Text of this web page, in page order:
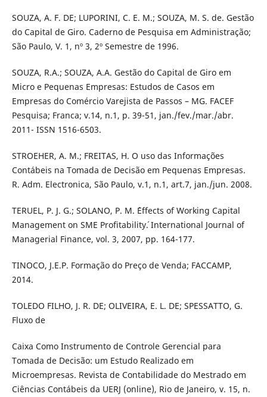
SOUZA, A. F. DE; LUPORINI, C. E. M.; SOUZA, M. S. de. Gestão
do Capital de Giro. Caderno de Pesquisa em Administração;
São Paulo, V. 1, nº 3, 2º Semestre de 1996.
SOUZA, R.A.; SOUZA, A.A. Gestão do Capital de Giro em
Micro e Pequenas Empresas: Estudos de Casos em
Empresas do Comércio Varejista de Passos – MG. FACEF
Pesquisa; Franca; v.14, n.1, p. 39-51, jan./fev./mar./abr.
2011- ISSN 1516-6503.
STROEHER, A. M.; FREITAS, H. O uso das Informações
Contábeis na Tomada de Decisão em Pequenas Empresas.
R. Adm. Electronica, São Paulo, v.1, n.1, art.7, jan./jun. 2008.
TERUEL, P. J. G.; SOLANO, P. M. ´Effects of Working Capital
Management on SME Profitability´. International Journal of
Managerial Finance, vol. 3, 2007, pp. 164-177.
TINOCO, J.E.P. Formação do Preço de Venda; FACCAMP,
2014.
TOLEDO FILHO, J. R. DE; OLIVEIRA, E. L. DE; SPESSATTO, G.
Fluxo de
Caixa Como Instrumento de Controle Gerencial para
Tomada de Decisão: um Estudo Realizado em
Microempresas. Revista de Contabilidade do Mestrado em
Ciências Contábeis da UERJ (online), Rio de Janeiro, v. 15, n.